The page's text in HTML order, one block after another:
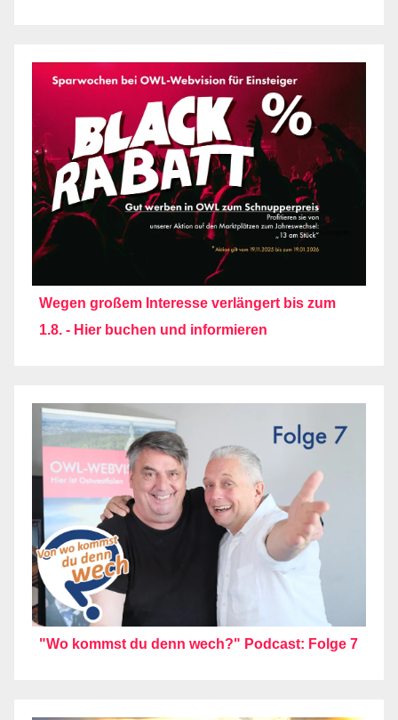
Wegen großem Interesse verlängert bis zum
1.8. - Hier buchen und informieren
"Wo kommst du denn wech?" Podcast: Folge 7